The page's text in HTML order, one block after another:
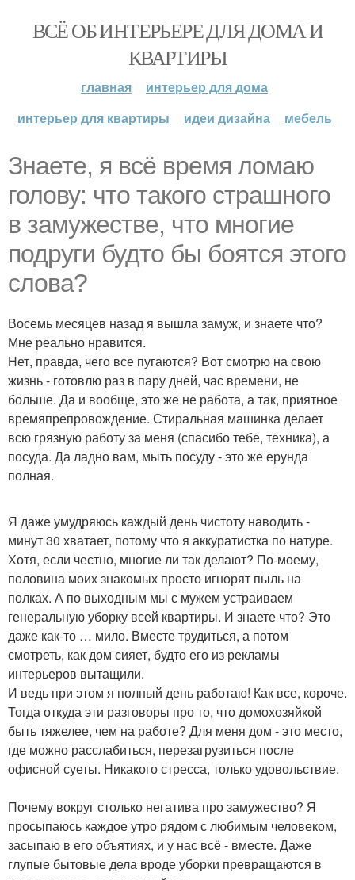
ВСЁ ОБ ИНТЕРЬЕРЕ ДЛЯ ДОМА И
КВАРТИРЫ
главная
интерьер для дома
интерьер для квартиры
идеи дизайна мебель
Знаете, я всё время ломаю
голову: что такого страшного
в замужестве, что многие
подруги будто бы боятся этого
слова?
Восемь месяцев назад я вышла замуж, и знаете что?
Мне реально нравится.
Нет, правда, чего все пугаются? Вот смотрю на свою
жизнь - готовлю раз в пару дней, час времени, не
больше. Да и вообще, это же не работа, а так, приятное
времяпрепровождение. Стиральная машинка делает
всю грязную работу за меня (спасибо тебе, техника), а
посуда. Да ладно вам, мыть посуду - это же ерунда
полная.
Я даже умудряюсь каждый день чистоту наводить -
минут 30 хватает, потому что я аккуратистка по натуре.
Хотя, если честно, многие ли так делают? По-моему,
половина моих знакомых просто игнорят пыль на
полках. А по выходным мы с мужем устраиваем
генеральную уборку всей квартиры. И знаете что? Это
даже как-то … мило. Вместе трудиться, а потом
смотреть, как дом сияет, будто его из рекламы
интерьеров вытащили.
И ведь при этом я полный день работаю! Как все, короче.
Тогда откуда эти разговоры про то, что домохозяйкой
быть тяжелее, чем на работе? Для меня дом - это место,
где можно расслабиться, перезагрузиться после
офисной суеты. Никакого стресса, только удовольствие.
Почему вокруг столько негатива про замужество? Я
просыпаюсь каждое утро рядом с любимым человеком,
засыпаю в его объятиях, и у нас всё - вместе. Даже
глупые бытовые дела вроде уборки превращаются в